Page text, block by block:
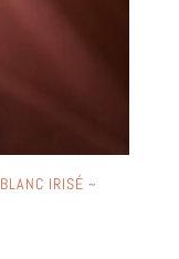
IRISÉ ~